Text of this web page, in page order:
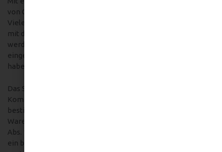
von Cookies überwachen, einschränken oder unterbinden.
Viele Webbrowser lassen sich so konfigurieren, dass Cookies
mit dem Schließen des Programms von selbst gelöscht
werden. Die Deaktivierung von Cookies kann eine
eingeschränkte Funktionalität unserer Website zur Folge
haben.
Das Setzen von Cookies, die zur Ausübung elektronischer
Kommunikationsvorgänge oder der Bereitstellung
bestimmter, von Ihnen erwünschter Funktionen (z.B.
Warenkorb) notwendig sind, erfolgt auf Grundlage von Art. 6
Abs. 1 lit. f DSGVO. Als Betreiber dieser Website haben wir
ein berechtigtes Interesse an der Speicherung von Cookies